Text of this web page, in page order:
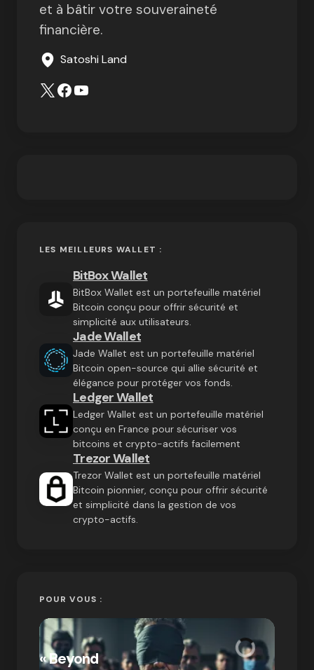
et à bâtir votre souveraineté
financière.
Satoshi Land
LES MEILLEURS WALLET :
BitBox Wallet
BitBox Wallet est un portefeuille matériel
Bitcoin conçu pour offrir sécurité et
simplicité aux utilisateurs.
Jade Wallet
Jade Wallet est un portefeuille matériel
Bitcoin open-source qui allie sécurité et
élégance pour protéger vos fonds.
Ledger Wallet
Ledger Wallet est un portefeuille matériel
conçu en France pour sécuriser vos
bitcoins et crypto-actifs facilement
Trezor Wallet
Trezor Wallet est un portefeuille matériel
Bitcoin pionnier, conçu pour offrir sécurité
et simplicité dans la gestion de vos
crypto-actifs.
POUR VOUS :
« Beyond